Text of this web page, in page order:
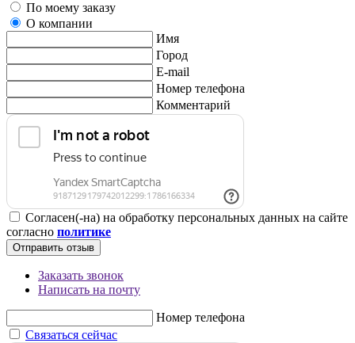
По моему заказу
О компании
Имя
Город
E-mail
Номер телефона
Комментарий
Согласен(-на) на обработку персональных данных на сайте
согласно политике
Отправить отзыв
Заказать звонок
Написать на почту
Номер телефона
Связаться сейчас